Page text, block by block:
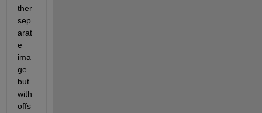
ther
sep
arat
e
ima
ge
but
with
offs